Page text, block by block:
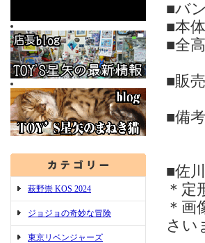
萩野崇 KOS 2024
ジョジョの奇妙な冒険
東京リベンジャーズ
■バ
■本
■全
■販
■備
外
■佐
＊定
＊画
さい